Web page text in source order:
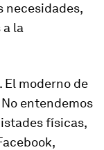
necesidades,
la
El moderno de
No entendemos
físicas,